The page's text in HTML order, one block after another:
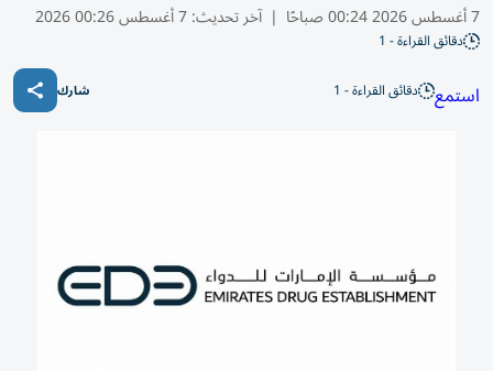
7 أغسطس 2026 00:24 صباحًا | آخر تحديث:7 أغسطس 00:26 2026
دقائق القراءة - 1
استمع دقائق القراءة - 1 شارك